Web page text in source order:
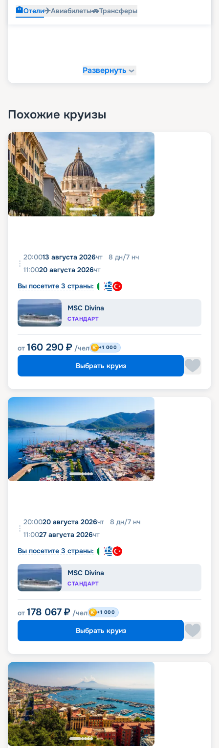
🏨Отели✈️Авиабилеты🚗Трансферы
Развернуть
Похожие круизы
20:0013 августа 2026чт 8 дн/7 нч
11:0020 августа 2026чт
Вы посетите 3 страны:
MSC Divina
СТАНДАРТ
от 160 290 ₽ /чел +1 000
Выбрать круиз
20:0020 августа 2026чт 8 дн/7 нч
11:0027 августа 2026чт
Вы посетите 3 страны:
MSC Divina
СТАНДАРТ
от 178 067 ₽ /чел +1 000
Выбрать круиз